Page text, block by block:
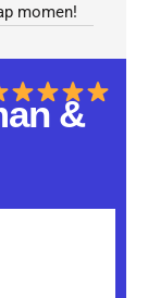
momen!
&